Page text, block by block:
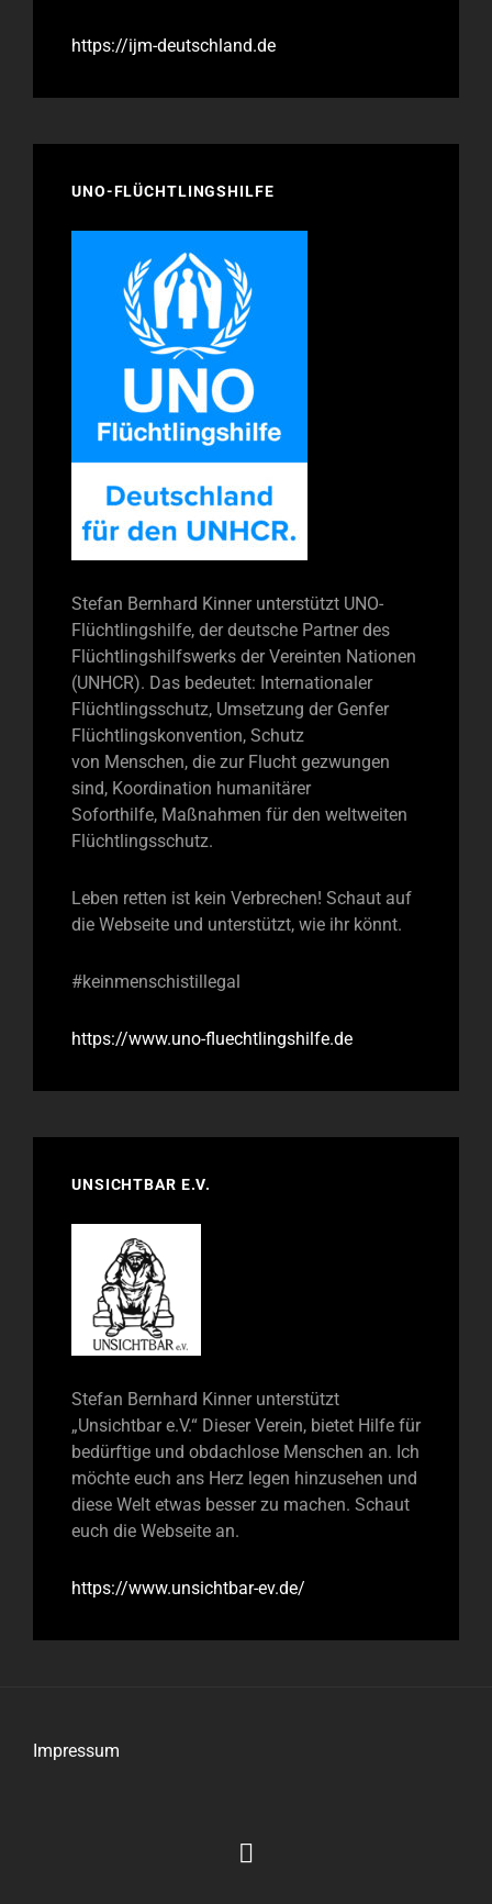
https://ijm-deutschland.de
UNO-FLÜCHTLINGSHILFE
Stefan Bernhard Kinner unterstützt UNO-
Flüchtlingshilfe, der deutsche Partner des
Flüchtlingshilfswerks der Vereinten Nationen
(UNHCR). Das bedeutet: Internationaler
Flüchtlingsschutz, Umsetzung der Genfer
Flüchtlingskonvention, Schutz
von Menschen, die zur Flucht gezwungen
sind, Koordination humanitärer
Soforthilfe, Maßnahmen für den weltweiten
Flüchtlingsschutz.
Leben retten ist kein Verbrechen! Schaut auf
die Webseite und unterstützt, wie ihr könnt.
#keinmenschistillegal
https://www.uno-fluechtlingshilfe.de
UNSICHTBAR E.V.
Stefan Bernhard Kinner unterstützt
„Unsichtbar e.V.“ Dieser Verein, bietet Hilfe für
bedürftige und obdachlose Menschen an. Ich
möchte euch ans Herz legen hinzusehen und
diese Welt etwas besser zu machen. Schaut
euch die Webseite an.
https://www.unsichtbar-ev.de/
Impressum